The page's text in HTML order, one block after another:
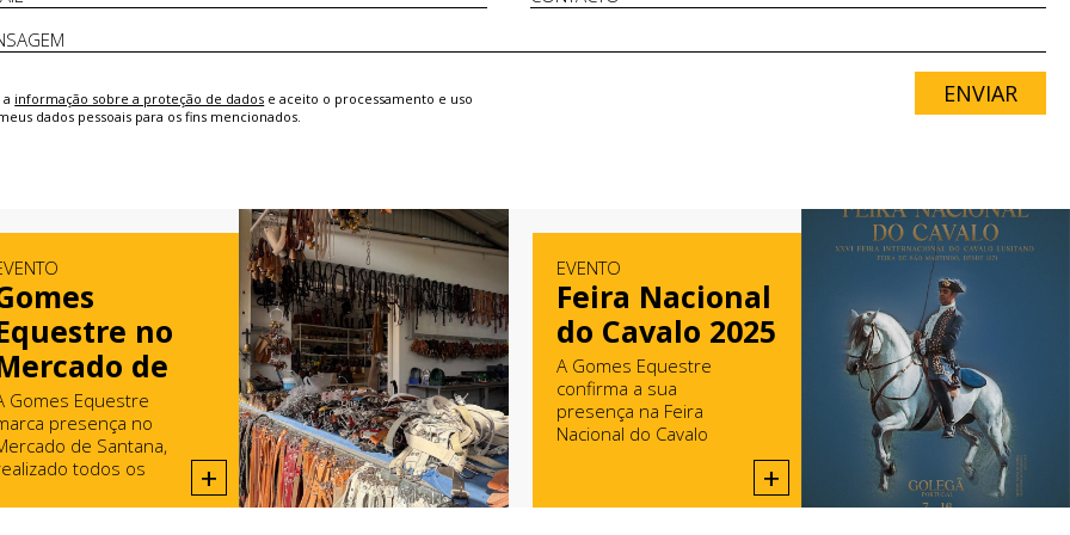
a informação sobre a proteção de dados e aceito o processamento e uso
dados pessoais para os fins mencionados.
ENVIAR
no
de
Gomes Equestre
presença no
de Santana,
todos os
+
EVENTO
Feira Nacional
do Cavalo 2025
A Gomes Equestre
confirma a sua
presença na Feira
Nacional do Cavalo
+